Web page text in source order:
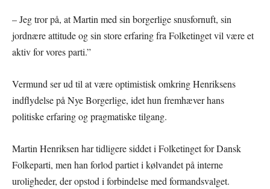
– Jeg tror på, at Martin med sin borgerlige snusfornuft, sin
jordnære attitude og sin store erfaring fra Folketinget vil være et
aktiv for vores parti.”
Vermund ser ud til at være optimistisk omkring Henriksens
indflydelse på Nye Borgerlige, idet hun fremhæver hans
politiske erfaring og pragmatiske tilgang.
Martin Henriksen har tidligere siddet i Folketinget for Dansk
Folkeparti, men han forlod partiet i kølvandet på interne
uroligheder, der opstod i forbindelse med formandsvalget.